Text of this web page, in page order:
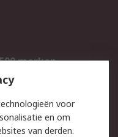
merken
voor
en om
van derden.